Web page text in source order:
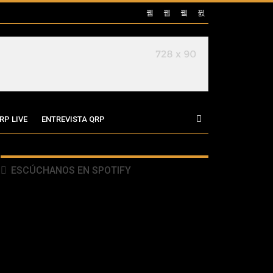
LIVE ENTREVISTA QRP
ESCÚCHANOS EN SPOTIFY